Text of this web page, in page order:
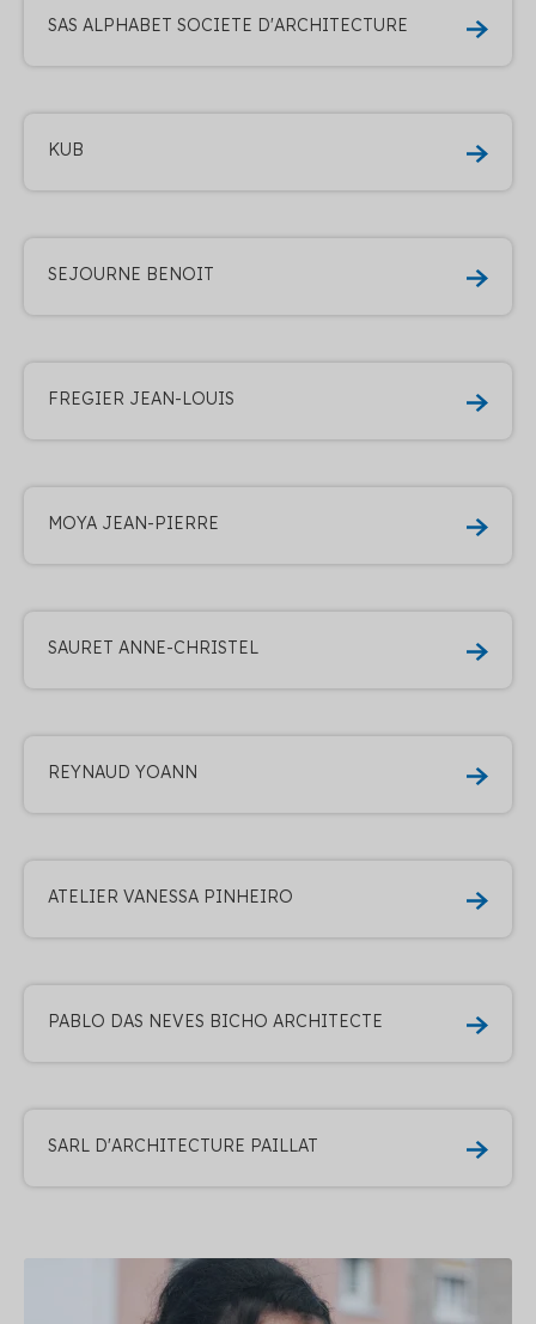
SAS ALPHABET SOCIETE D'ARCHITECTURE
KUB
SEJOURNE BENOIT
FREGIER JEAN-LOUIS
MOYA JEAN-PIERRE
SAURET ANNE-CHRISTEL
REYNAUD YOANN
ATELIER VANESSA PINHEIRO
PABLO DAS NEVES BICHO ARCHITECTE
SARL D'ARCHITECTURE PAILLAT